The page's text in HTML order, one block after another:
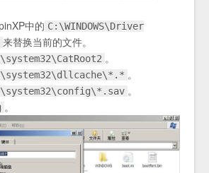
中的 C:\WINDOWS\Driver
来替换当前的文件。
。
。
。
。